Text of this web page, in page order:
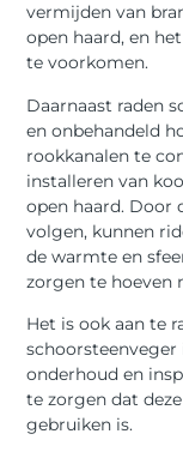
vermijden van
open haard, en
te voorkomen.
Daarnaast raden
en onbehandeld
rookkanalen te
installeren van
open haard. Door
volgen, kunnen
de warmte en
zorgen te hoeven
Het is ook aan te
onderhoud en
te zorgen dat
gebruiken is.